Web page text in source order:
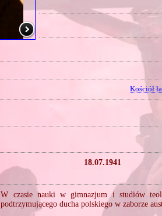
Kościół
18.07.1941
W czasie nauki w gimnazjum i studiów
podtrzymującego ducha polskiego w zaborze